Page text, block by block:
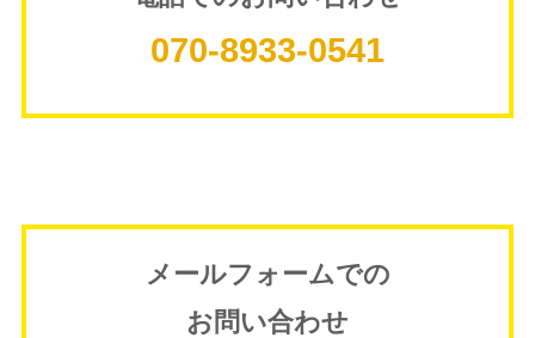
070-8933-0541
メールフォームでの
お問い合わせ